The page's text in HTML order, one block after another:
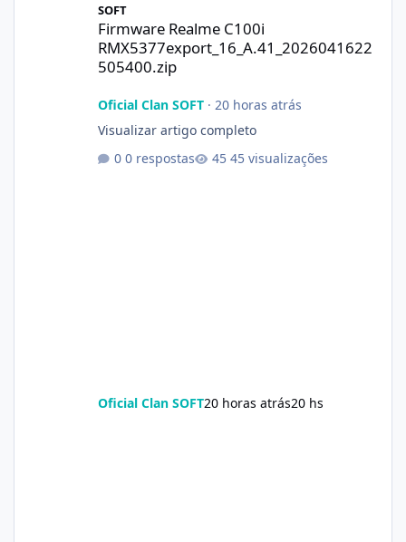
SOFT
Firmware Realme C100i
RMX5377export_16_A.41_2026041622
505400.zip
Oficial Clan SOFT· 20 horas atrás
Visualizar artigo completo
0 respostas
45 visualizações
Oficial Clan SOFT20 horas atrás20 hs